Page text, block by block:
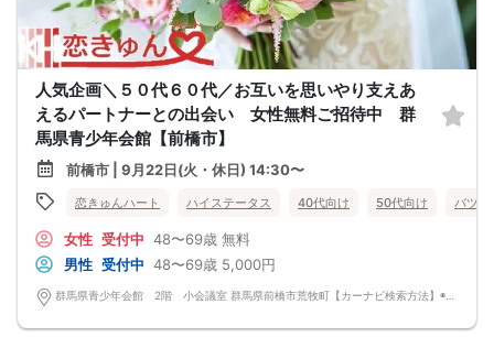
人気企画＼５０代６０代／お互いを思いやり支えあ
えるパートナーとの出会い 女性無料ご招待中 群
馬県青少年会館【前橋市】
前橋市 | 9月22日(火・休日) 14:30〜
恋きゅんハート ハイステータス 40代向け 50代向け バツイ
女性 受付中 48〜69歳 無料
男性 受付中 48〜69歳 5,000円
群馬県青少年会館 2階 小会議室 群馬県前橋市荒牧町【カーナビ検索方法】◉電話番号 027－234－1131 ◉施設名称 群馬県青少年会館 ◉無料駐車場あり